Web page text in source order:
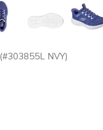
(#303855L NVY)